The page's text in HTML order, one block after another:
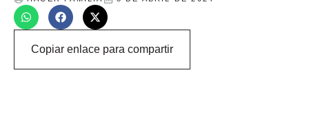
Copiar enlace para compartir